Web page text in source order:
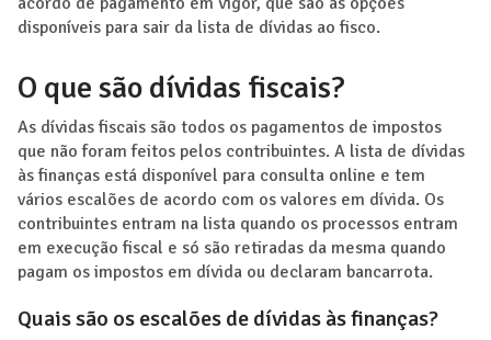
disponíveis para sair da lista de dívidas ao fisco.
O que são dívidas fiscais?
As dívidas fiscais são todos os pagamentos de impostos
que não foram feitos pelos contribuintes. A lista de dívidas
às finanças está disponível para consulta online e tem
vários escalões de acordo com os valores em dívida. Os
contribuintes entram na lista quando os processos entram
em execução fiscal e só são retiradas da mesma quando
pagam os impostos em dívida ou declaram bancarrota.
Quais são os escalões de dívidas às finanças?